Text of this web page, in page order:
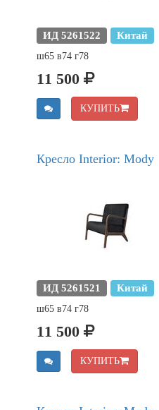
ИД 5261522 Китай
ш65 в74 г78
11 500
КУПИТЬ
Кресло Interior: Mody
ИД 5261521 Китай
ш65 в74 г78
11 500
КУПИТЬ